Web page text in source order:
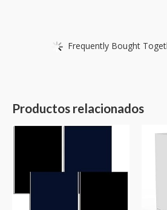
Frequently Bought
Productos relacionados